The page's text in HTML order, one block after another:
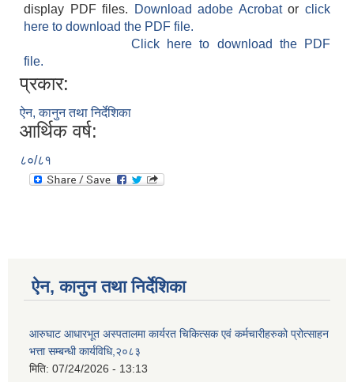
display PDF files.
Download adobe Acrobatorclick
here to download the PDF file.
Click here to download the PDF
file.
प्रकार:
ऐन, कानुन तथा निर्देशिका
आर्थिक वर्ष:
८०/८१
ऐन, कानुन तथा निर्देशिका
आरुघाट आधारभूत अस्पतालमा कार्यरत चिकित्सक एवं कर्मचारीहरुको प्रोत्साहन
भत्ता सम्बन्धी कार्यविधि,२०८३
मिति: 07/24/2026 - 13:13